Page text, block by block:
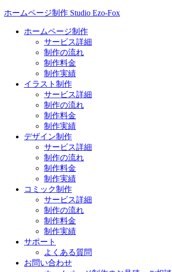
ホームページ制作 Studio Ezo-Fox
ホームページ制作
サービス詳細
制作の流れ
制作料金
制作実績
イラスト制作
サービス詳細
制作の流れ
制作料金
制作実績
デザイン制作
サービス詳細
制作の流れ
制作料金
制作実績
コミック制作
サービス詳細
制作の流れ
制作料金
制作実績
サポート
よくある質問
お問い合わせ